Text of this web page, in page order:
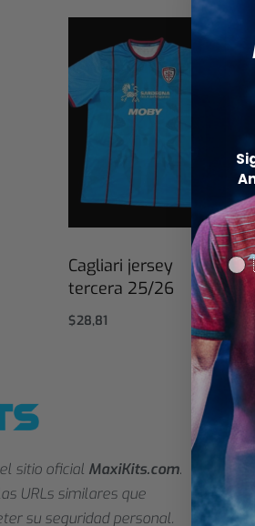
Cagliari jersey
tercera 25/26
$28,81
Seleccionar opciones
sitio oficial MaxiKits.com.
URLs similares que
su seguridad personal.